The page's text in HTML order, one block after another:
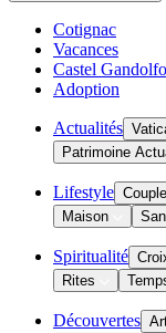
Cotignac
Vacances
Castel Gandolfo
Adoption
Actualités
Patrimoine
Lifestyle Couple
Maison
Spiritualité
Rites
Découvertes